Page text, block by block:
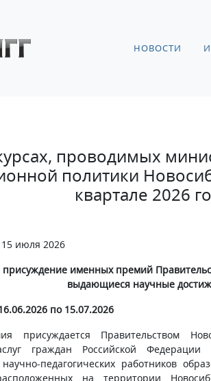
НОВОСТИ
проводимых
политики
квартале 2026
июля 2026
присуждение именных премий
выдающиеся научные
по 15.07.2026
присуждается Правительством
граждан Российской
педагогических работников
на территории